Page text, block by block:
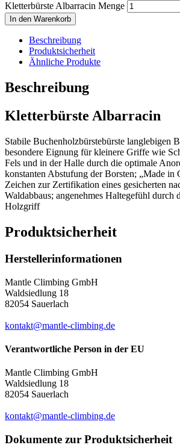
Kletterbürste Albarracin Menge
In den Warenkorb
Beschreibung
Produktsicherheit
Ähnliche Produkte
Beschreibung
Kletterbürste Albarracin
Stabile Buchenholzbürstebürste langlebigen
besondere Eignung für kleinere Griffe wie
Fels und in der Halle durch die optimale
konstanten Abstufung der Borsten; „Made in
Zeichen zur Zertifikation eines gesicherten
Waldabbaus; angenehmes Haltegefühl durch
Holzgriff
Produktsicherheit
Herstellerinformationen
Mantle Climbing GmbH
Waldsiedlung 18
82054 Sauerlach
kontakt@mantle-climbing.de
Verantwortliche Person in der EU
Mantle Climbing GmbH
Waldsiedlung 18
82054 Sauerlach
kontakt@mantle-climbing.de
Dokumente zur Produktsicherheit